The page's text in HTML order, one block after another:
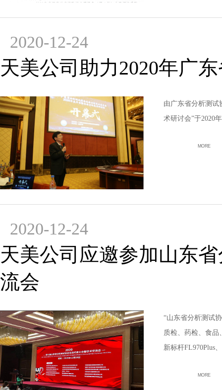
2020-12-24
天美公司助力2020年广
由广东省分析测试
术研讨会”于2020
MORE
2020-12-24
天美公司应邀参加山东
流会
“山东省分析测试
质检、药检、食品
新标杆FL970Plus
MORE